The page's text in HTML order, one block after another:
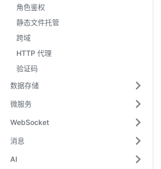
角色鉴权
静态文件托管
跨域
HTTP 代理
验证码
数据存储
微服务
WebSocket
消息
AI